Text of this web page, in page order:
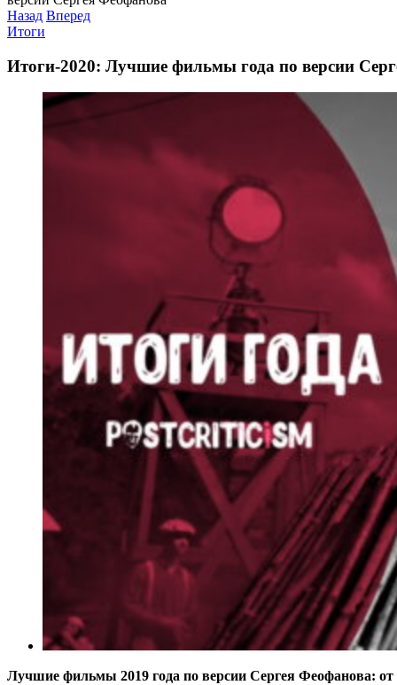
Назад Вперед
Итоги
Итоги-2020: Лучшие фильмы года по версии
Лучшие фильмы 2019 года по версии Сергея Феофанова: